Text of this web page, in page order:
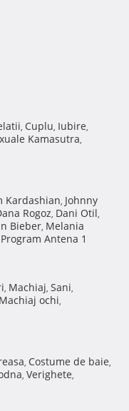
, Cuplu, Iubire,
Kamasutra,
Kardashian, Johnny
Rogoz, Dani Otil,
Bieber, Melania
Program Antena 1
, Machiaj, Sani,
Machiaj ochi,
, Costume de baie,
, Verighete,